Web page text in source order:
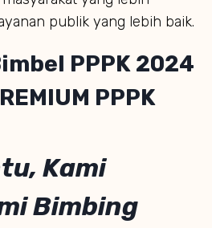
publik yang lebih baik.
PPPK 2024
PPPK
Kami
Bimbing